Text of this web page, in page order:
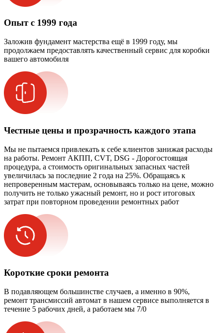
Опыт с 1999 года
Заложив фундамент мастерства ещё в 1999 году, мы
продолжаем предоставлять качественный сервис для коробки
вашего автомобиля
Честные цены и прозрачность каждого этапа
Мы не пытаемся привлекать к себе клиентов занижая расходы
на работы. Ремонт АКПП, CVT, DSG - Дорогостоящая
процедура, а стоимость оригинальных запасных частей
увеличилась за последние 2 года на 25%. Обращаясь к
непроверенным мастерам, основываясь только на цене, можно
получить не только ужасный ремонт, но и рост итоговых
затрат при повторном проведении ремонтных работ
Короткие сроки ремонта
В подавляющем большинстве случаев, а именно в 90%,
ремонт трансмиссий автомат в нашем сервисе выполняется в
течение 5 рабочих дней, а работаем мы 7/0